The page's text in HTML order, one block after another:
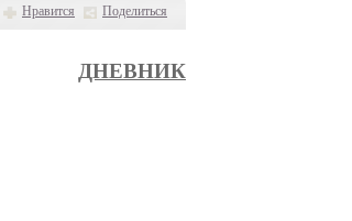
Нравится Поделиться
ДНЕВНИК